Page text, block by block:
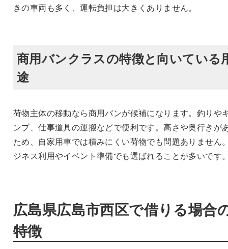
きの車両も多く、運転負担は大きくありません。
商用バンクラスの特徴と向いている
途
荷物主体の移動なら商用バンが候補になります。釣りや
ンプ、仕事道具の運搬などで便利です。高さや奥行きが
ため、自家用車では積みにくい荷物でも問題ありません
ジネス利用やイベント準備でも選ばれることが多いです
広島県広島市西区で借りる場合
特徴